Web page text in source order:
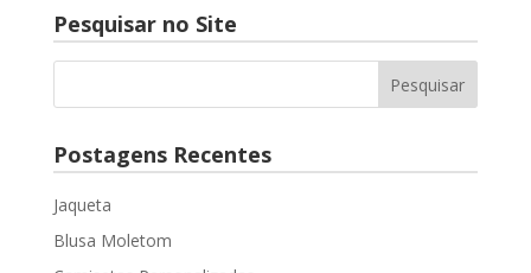
Pesquisar no Site
Postagens Recentes
Jaqueta
Blusa Moletom